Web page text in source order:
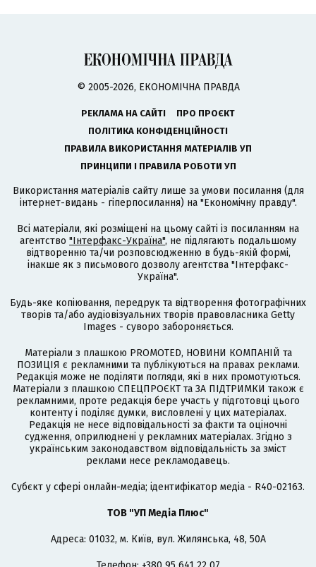
© 2005-2026, ЕКОНОМІЧНА ПРАВДА
РЕКЛАМА НА САЙТІ
ПРО ПРОЄКТ
ПОЛІТИКА КОНФІДЕНЦІЙНОСТІ
ПРАВИЛА ВИКОРИСТАННЯ МАТЕРІАЛІВ УП
ПРИНЦИПИ І ПРАВИЛА РОБОТИ УП
Використання матеріалів сайту лише за умови посилання (для
інтернет-видань - гіперпосилання) на "Економічну правду".
Всі матеріали, які розміщені на цьому сайті із посиланням на
агентство "Інтерфакс-Україна", не підлягають подальшому
відтворенню та/чи розповсюдженню в будь-якій формі,
інакше як з письмового дозволу агентства "Інтерфакс-
Україна".
Будь-яке копіювання, передрук та відтворення фотографічних
творів та/або аудіовізуальних творів правовласника Getty
Images - суворо забороняється.
Матеріали з плашкою PROMOTED, НОВИНИ КОМПАНІЙ та
ПОЗИЦІЯ є рекламними та публікуються на правах реклами.
Редакція може не поділяти погляди, які в них промотуються.
Матеріали з плашкою СПЕЦПРОЄКТ та ЗА ПІДТРИМКИ також є
рекламними, проте редакція бере участь у підготовці цього
контенту і поділяє думки, висловлені у цих матеріалах.
Редакція не несе відповідальності за факти та оціночні
судження, оприлюднені у рекламних матеріалах. Згідно з
українським законодавством відповідальність за зміст
реклами несе рекламодавець.
Cубєкт у сфері онлайн-медіа; ідентифікатор медіа - R40-02163.
ТОВ "УП Медіа Плюс"
Адреса: 01032, м. Київ, вул. Жилянська, 48, 50А